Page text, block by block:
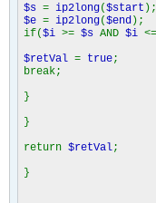
$s = ip2long($start );
$e = ip2long($end );
if($i >= $s AND $i <=
$retVal = true;
break;
}
}
return $retVal;
}